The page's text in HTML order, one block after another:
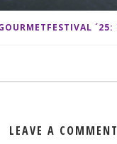
LEAVE A COMMENT